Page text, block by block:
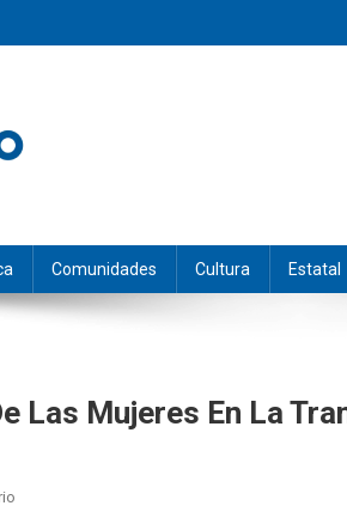
Comunidades Cultura Estatal
Las Mujeres En La